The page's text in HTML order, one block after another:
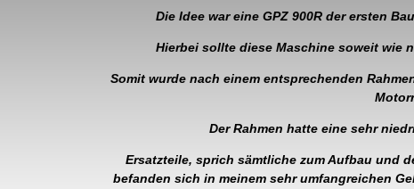
Die Idee war eine GPZ 900R der ersten
Hierbei sollte diese Maschine soweit wie
Somit wurde nach einem entsprechenden
Der Rahmen hatte eine sehr
Ersatzteile, sprich sämtliche zum Aufbau und
befanden sich in meinem sehr umfangreichen